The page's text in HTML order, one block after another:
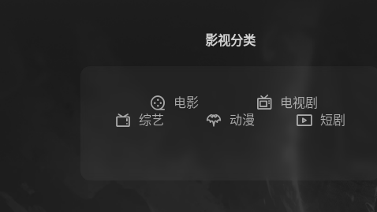
影视分类
电影
电视剧
综艺
动漫 短剧